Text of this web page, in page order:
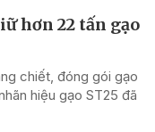
hơn 22 tấn gạo
chiết, đóng gói gạo
hiệu gạo ST25 đã